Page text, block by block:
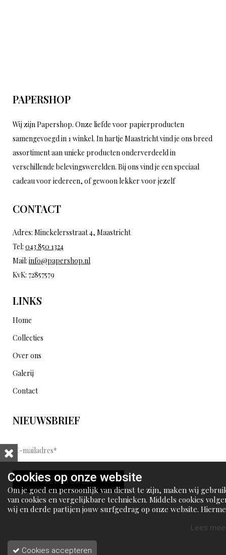
PAPERSHOP
Wij zijn Papershop. Onze liefde voor papierproducten
samengevoegd in 1 winkel. In hartje Maastricht vind je ons breed
assortiment aan unieke producten onderverdeeld in
verschillende belevingswerelden. Bij ons vind je een speciaal
cadeau voor iedereen, of gewoon lekker voor jezelf
CONTACT
Adres: Minckelersstraat 4, Maastricht
Tel: 043 850 1324
Mail: info@papershop.nl
KvK: 72857579
LINKS
Home
Collecties
Over ons
Galerij
Contact
NIEUWSBRIEF
E
-
m
a
i
l
d
VERSTUREN
Cookies op onze website
Om je goed en persoonlijk van dienst te zijn, maken wij
van cookies en vergelijkbare technieken. Middels cookies
wij en derde partijen jouw surfgedrag op onze website.
Lees
Cookies accepteren